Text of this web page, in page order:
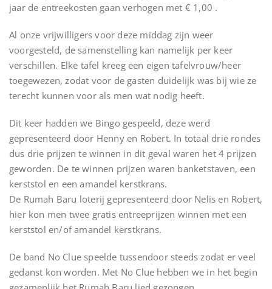
jaar de entreekosten gaan verhogen met € 1,00 .
Al onze vrijwilligers voor deze middag zijn weer
voorgesteld, de samenstelling kan namelijk per keer
verschillen. Elke tafel kreeg een eigen tafelvrouw/heer
toegewezen, zodat voor de gasten duidelijk was bij wie ze
terecht kunnen voor als men wat nodig heeft.
Dit keer hadden we Bingo gespeeld, deze werd
gepresenteerd door Henny en Robert. In totaal drie rondes
dus drie prijzen te winnen in dit geval waren het 4 prijzen
geworden. De te winnen prijzen waren banketstaven, een
kerststol en een amandel kerstkrans.
De Rumah Baru loterij gepresenteerd door Nelis en Robert,
hier kon men twee gratis entreeprijzen winnen met een
kerststol en/of amandel kerstkrans.
De band No Clue speelde tussendoor steeds zodat er veel
gedanst kon worden. Met No Clue hebben we in het begin